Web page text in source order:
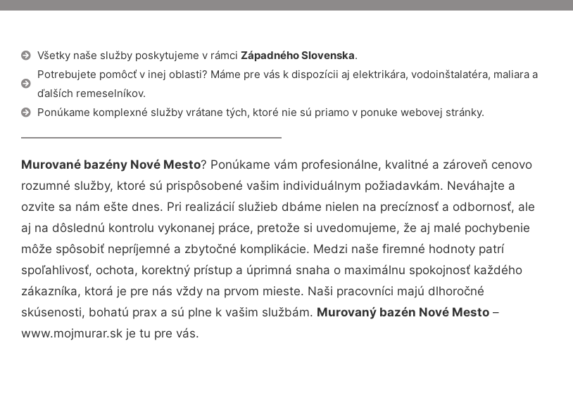
Všetky naše služby poskytujeme v rámci Západného Slovenska.
Potrebujete pomôcť v inej oblasti? Máme pre vás k dispozícii aj elektrikára, vodoinštalatéra, maliara a
ďalších remeselníkov.
Ponúkame komplexné služby vrátane tých, ktoré nie sú priamo v ponuke webovej stránky.
Murované bazény Nové Mesto? Ponúkame vám profesionálne, kvalitné a zároveň cenovo
rozumné služby, ktoré sú prispôsobené vašim individuálnym požiadavkám. Neváhajte a
ozvite sa nám ešte dnes. Pri realizácií služieb dbáme nielen na precíznosť a odbornosť, ale
aj na dôslednú kontrolu vykonanej práce, pretože si uvedomujeme, že aj malé pochybenie
môže spôsobiť nepríjemné a zbytočné komplikácie. Medzi naše firemné hodnoty patrí
spoľahlivosť, ochota, korektný prístup a úprimná snaha o maximálnu spokojnosť každého
zákazníka, ktorá je pre nás vždy na prvom mieste. Naši pracovníci majú dlhoročné
skúsenosti, bohatú prax a sú plne k vašim službám. Murovaný bazén Nové Mesto –
www.mojmurar.sk je tu pre vás.